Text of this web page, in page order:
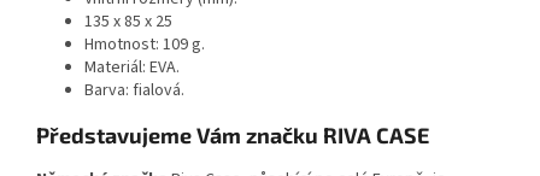
135 x 85 x 25
Hmotnost: 109 g.
Materiál: EVA.
Barva: fialová.
Představujeme Vám značku RIVA CASE